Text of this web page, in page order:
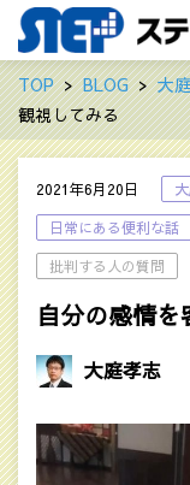
TOP BLOG 大
観視してみる
2021年6月20日
日常にある便利な話
批判する人の質問
自分の感情
大庭孝志